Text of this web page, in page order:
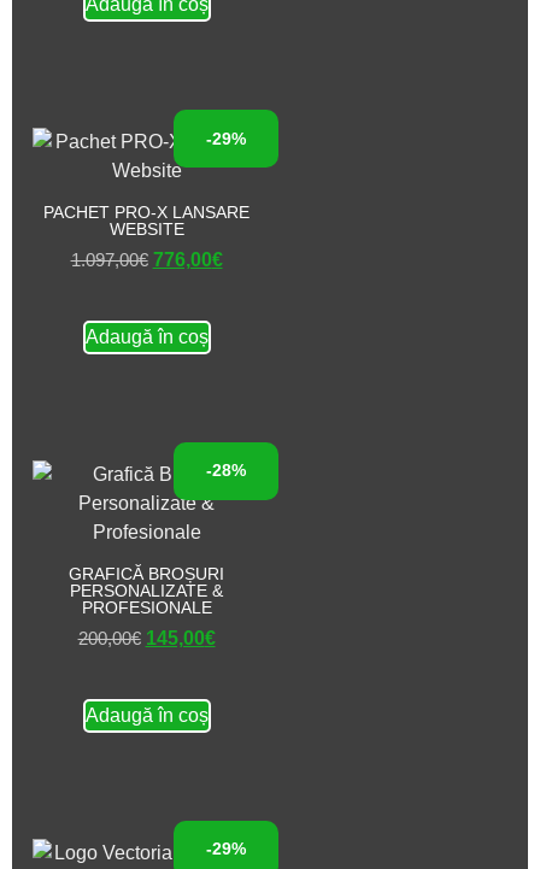
Adaugă în coș
-29%
PACHET PRO-X LANSARE
WEBSITE
1.097,00€ 776,00€
Adaugă în coș
-28%
GRAFICĂ BROȘURI
PERSONALIZATE &
PROFESIONALE
200,00€ 145,00€
Adaugă în coș
-29%